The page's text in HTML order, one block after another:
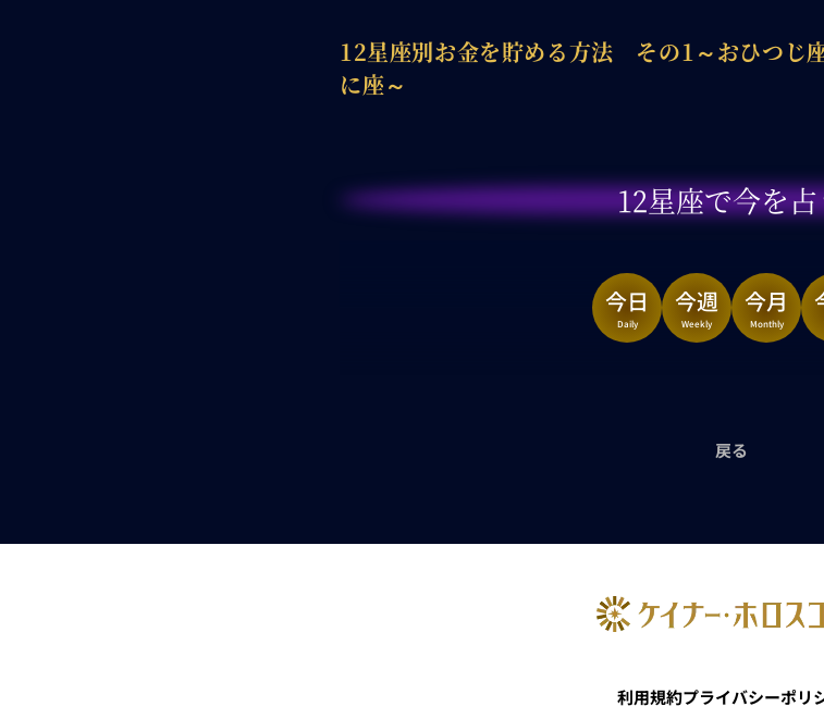
12星座別お金を貯める方法 その1～おひつじ
に座～
12星座で今を
今日
Daily
今週
Weekly
今月
Monthly
戻る
利用規約プライバシーポリ